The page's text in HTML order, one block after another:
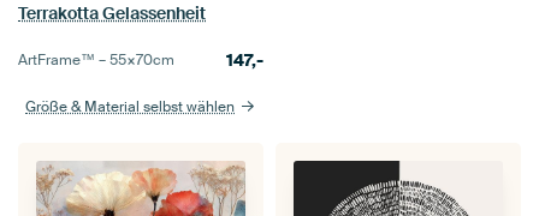
Terrakotta Gelassenheit
ArtFrame™ –55×70cm 147,-
Größe & Material selbst wählen